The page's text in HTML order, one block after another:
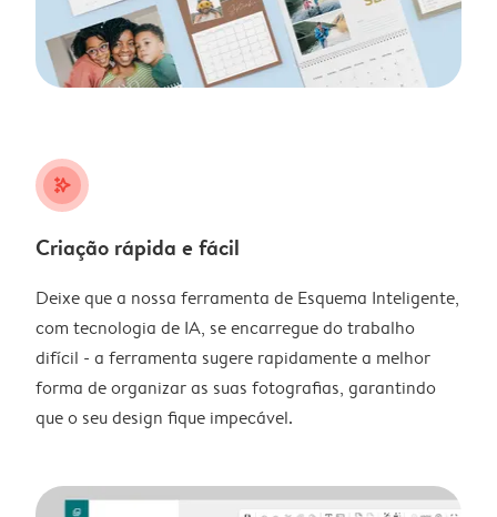
stars_plus
Criação rápida e fácil
Deixe que a nossa ferramenta de Esquema Inteligente,
com tecnologia de IA, se encarregue do trabalho
difícil - a ferramenta sugere rapidamente a melhor
forma de organizar as suas fotografias, garantindo
que o seu design fique impecável.